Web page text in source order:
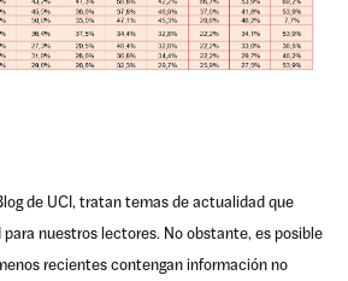
de UCI, tratan temas de actualidad que
nuestros lectores. No obstante, es posible
recientes contengan información no